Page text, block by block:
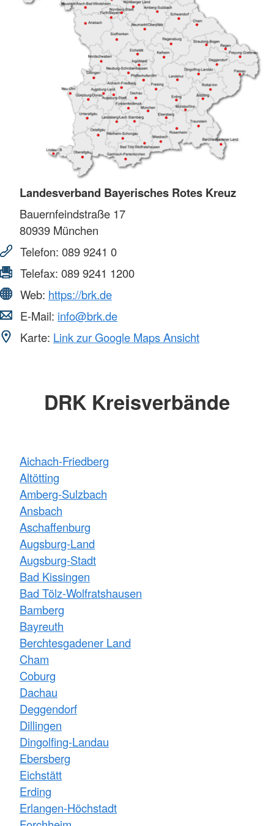
Landesverband Bayerisches Rotes Kreuz
Bauernfeindstraße 17
80939 München
Telefon: 089 9241 0
Telefax: 089 9241 1200
Web: https://brk.de
E-Mail: info@brk.de
Karte: Link zur Google Maps Ansicht
DRK Kreisverbände
Aichach-Friedberg
Altötting
Amberg-Sulzbach
Ansbach
Aschaffenburg
Augsburg-Land
Augsburg-Stadt
Bad Kissingen
Bad Tölz-Wolfratshausen
Bamberg
Bayreuth
Berchtesgadener Land
Cham
Coburg
Dachau
Deggendorf
Dillingen
Dingolfing-Landau
Ebersberg
Eichstätt
Erding
Erlangen-Höchstadt